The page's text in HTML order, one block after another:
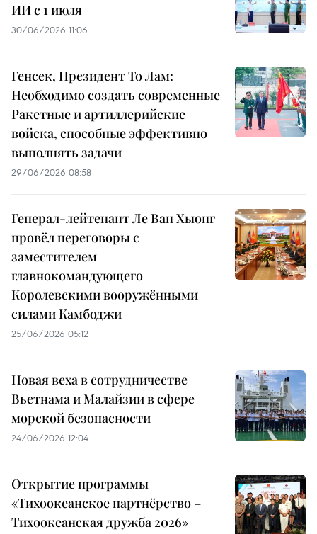
ИИ с 1 июля
30/06/2026 11:06
Генсек, Президент То Лам:
Необходимо создать современные
Ракетные и артиллерийские
войска, способные эффективно
выполнять задачи
29/06/2026 08:58
Генерал-лейтенант Ле Ван Хыонг
провёл переговоры с
заместителем
главнокомандующего
Королевскими вооружёнными
силами Камбоджи
25/06/2026 05:12
Новая веха в сотрудничестве
Вьетнама и Малайзии в сфере
морской безопасности
24/06/2026 12:04
Открытие программы
«Тихоокеанское партнёрство –
Тихоокеанская дружба 2026»